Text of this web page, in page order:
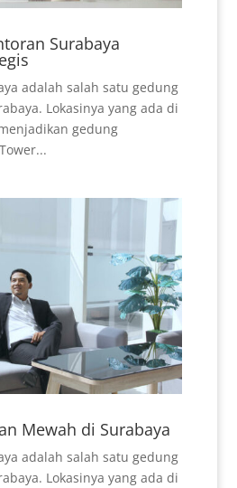
Surabaya
adalah salah satu gedung
Lokasinya yang ada di
gedung
Mewah di Surabaya
adalah salah satu gedung
Lokasinya yang ada di